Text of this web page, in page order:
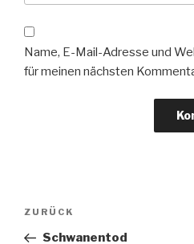
Name, E-Mail-Adresse und
für meinen nächsten
Beitragsnavigation
Vorheriger
Beitrag
ZURÜCK
Schwanentod